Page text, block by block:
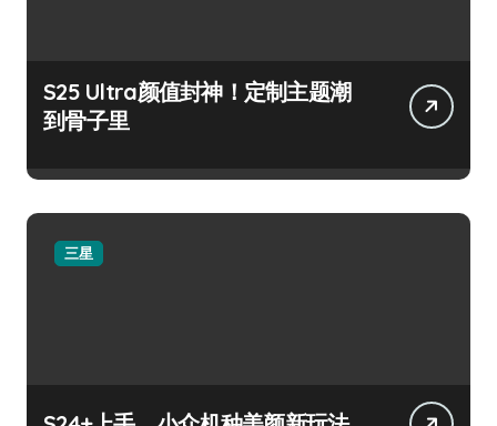
S25 Ultra颜值封神！定制主题潮
到骨子里
三星